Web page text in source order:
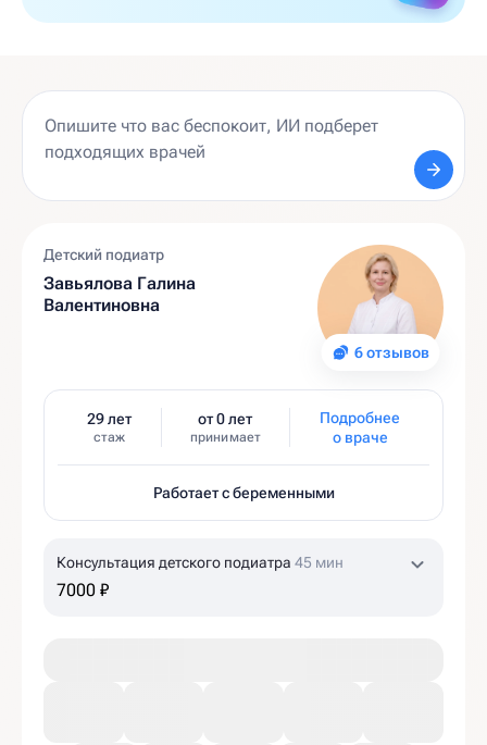
6 отзывов
Детский подиатр
Завьялова Галина
Валентиновна
29 лет
стаж
от 0 лет
принимает
Подробнее
о враче
Работает с беременными
Консультация детского подиатра 45 мин
7000 ₽